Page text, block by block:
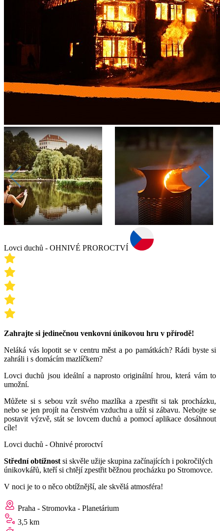
Lovci duchů - OHNIVÉ PROROCTVÍ
Zahrajte si jedinečnou venkovní únikovou hru v přírodě!
Neláká vás lopotit se v centru měst a po památkách? Rádi byste si
zahráli i s domácím mazlíčkem?
Lovci duchů jsou ideální a naprosto originální hrou, která vám to
umožní.
Můžete si s sebou vzít svého mazlíka a zpestřit si tak procházku,
nebo se jen projít na čerstvém vzduchu a užít si zábavu. Nebojte se
postavit výzvě, stát se lovcem duchů a pomocí aplikace dosáhnout
cíle!
Lovci duchů - Ohnivé proroctví
Střední obtížnostsi skvěle užije skupina začínajících i pokročilých
únikovkářů, kteří si chtějí zpestřit běžnou procházku po Stromovce.
V noci je to o něco obtížnější, ale skvělá atmosféra!
Praha - Stromovka - Planetárium
3,5 km